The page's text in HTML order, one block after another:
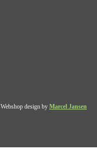
Webshop design by Marcel Jansen